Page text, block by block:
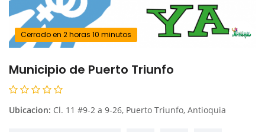
Cerrado en 2 horas 10 minutos
Municipio de Puerto Triunfo
Ubicacion: Cl. 11 #9-2 a 9-26, Puerto Triunfo, Antioquia